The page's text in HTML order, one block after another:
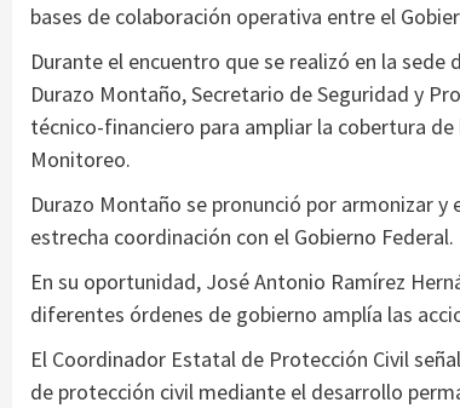
bases de colaboración operativa entre el
Durante el encuentro que se realizó en la
Durazo Montaño, Secretario de Seguridad y
técnico-financiero para ampliar la cobertura
Monitoreo.
Durazo Montaño se pronunció por armonizar
estrecha coordinación con el Gobierno Federal.
En su oportunidad, José Antonio Ramírez
diferentes órdenes de gobierno amplía las
El Coordinador Estatal de Protección Civil
de protección civil mediante el desarrollo